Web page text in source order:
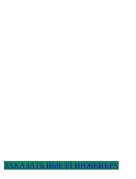
ЗАКАЗАТЬ ВЫЕЗД ИНЖЕНЕРА